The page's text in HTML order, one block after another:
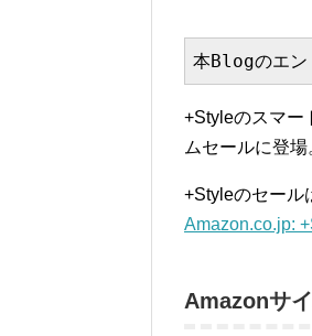
本Blogのエン
+Styleのスマー
ムセールに登
+Styleのセール
Amazon.co.jp:
Amazonサ